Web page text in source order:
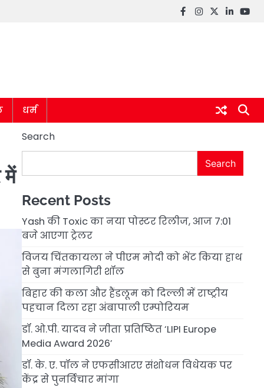
Facebook
instagram
twitter
linkedin
धर्म
में
Search
Search
Recent Posts
Yash की Toxic का नया पोस्टर रिलीज, आज 7:01
बजे आएगा ट्रेलर
विजय चिंतकायला ने पीएम मोदी को भेंट किया हाथ
से बुना मंगलागिरी शॉल
बिहार की कला और हैंडलूम को दिल्ली में राष्ट्रीय
पहचान दिला रहा अंबापाली एम्पोरियम
डॉ. ओ.पी. यादव ने जीता प्रतिष्ठित ‘LIPI Europe
Media Award 2026’
डॉ. के. ए. पॉल ने एफसीआरए संशोधन विधेयक पर
केंद्र से पुनर्विचार मांगा